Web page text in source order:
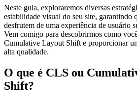
Neste guia, exploraremos diversas
estabilidade visual do seu site, garantindo
desfrutem de uma experiência de usuário
Vem comigo para descobrirmos como
Cumulative Layout Shift e proporcionar
alta qualidade.
O que é CLS ou
Shift?